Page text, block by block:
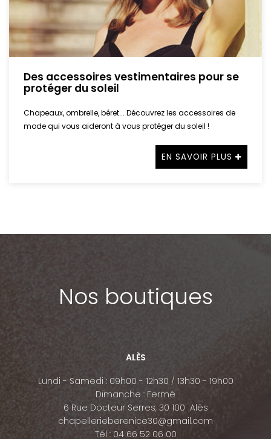
Des accessoires vestimentaires pour se
protéger du soleil
Chapeaux, ombrelle, béret... Découvrez les accessoires de
mode qui vous aideront à vous protéger du soleil !
EN SAVOIR PLUS
Nos boutiques
ALÈS
Lundi - Samedi : 09h00 - 12h30 / 13h30 - 19h00
Dimanche : Fermé
6 Rue Docteur Serres, 30 100 Alès
chapellerieberenice30@gmail.com
Tél : 04 66 52 06 00